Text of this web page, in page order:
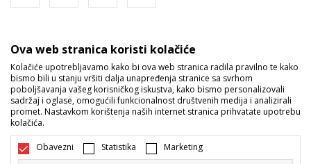
Bosna i Hercegovina Promijenite
Ova web stranica koristi kolačiće
Kolačiće upotrebljavamo kako bi ova web stranica radila pravilno te kako
bismo bili u stanju vršiti dalja unapređenja stranice sa svrhom
poboljšavanja vašeg korisničkog iskustva, kako bismo personalizovali
sadržaj i oglase, omogućili funkcionalnost društvenih medija i analizirali
promet. Nastavkom korištenja naših internet stranica prihvatate upotrebu
kolačića.
Obavezni Statistika Marketing